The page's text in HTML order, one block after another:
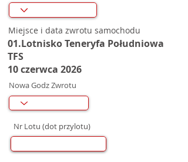
Miejsce i data zwrotu samochodu
01.Lotnisko Teneryfa Południowa
TFS
10 czerwca 2026
Nowa Godz Zwrotu
Nr Lotu (dot przylotu)